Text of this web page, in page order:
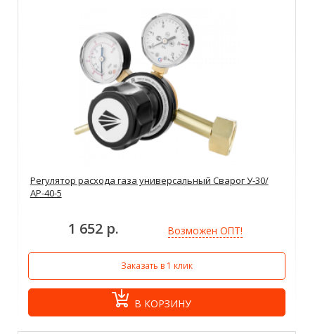
Регулятор расхода газа универсальный Сварог У-30/
АР-40-5
1 652 р. Возможен ОПТ!
Заказать в 1 клик
В КОРЗИНУ